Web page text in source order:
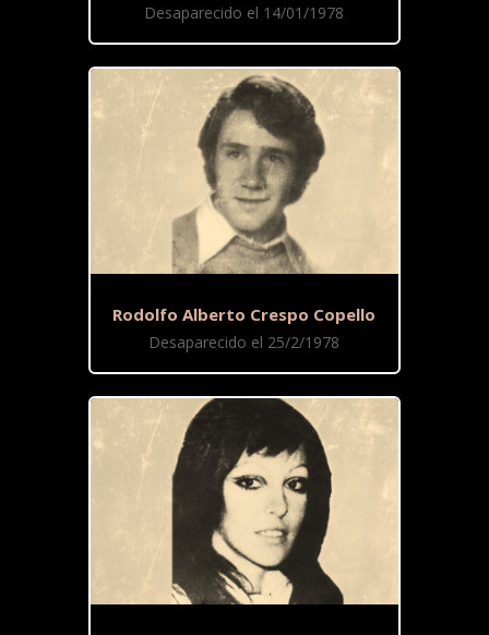
Desaparecido el 14/01/1978
Rodolfo Alberto Crespo Copello
Desaparecido el 25/2/1978